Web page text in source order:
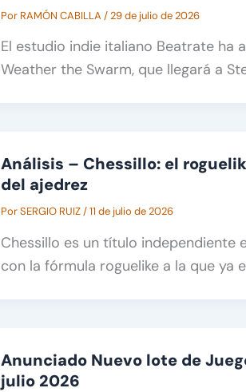
Por RAMÓN CABILLA /29 de julio de 2026
El estudio indie italiano Beatrate ha
Weather the Swarm, que llegará a
Análisis – Chessillo: el
del ajedrez
PorSERGIO RUIZ/11 de julio de 2026
Chessillo es un título independiente
con la fórmula roguelike a la que ya
Anunciado Nuevo lote de
julio 2026